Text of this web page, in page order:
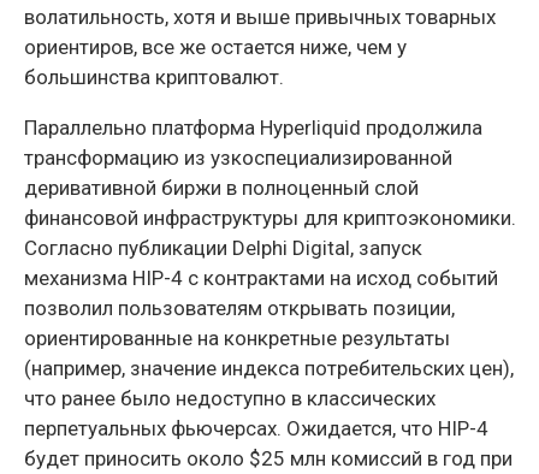
волатильность, хотя и выше привычных товарных
ориентиров, все же остается ниже, чем у
большинства криптовалют.
Параллельно платформа Hyperliquid продолжила
трансформацию из узкоспециализированной
деривативной биржи в полноценный слой
финансовой инфраструктуры для криптоэкономики.
Согласно публикации Delphi Digital, запуск
механизма HIP-4 с контрактами на исход событий
позволил пользователям открывать позиции,
ориентированные на конкретные результаты
(например, значение индекса потребительских цен),
что ранее было недоступно в классических
перпетуальных фьючерсах. Ожидается, что HIP-4
будет приносить около $25 млн комиссий в год при